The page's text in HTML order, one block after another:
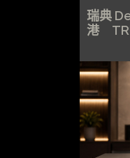
瑞典
港